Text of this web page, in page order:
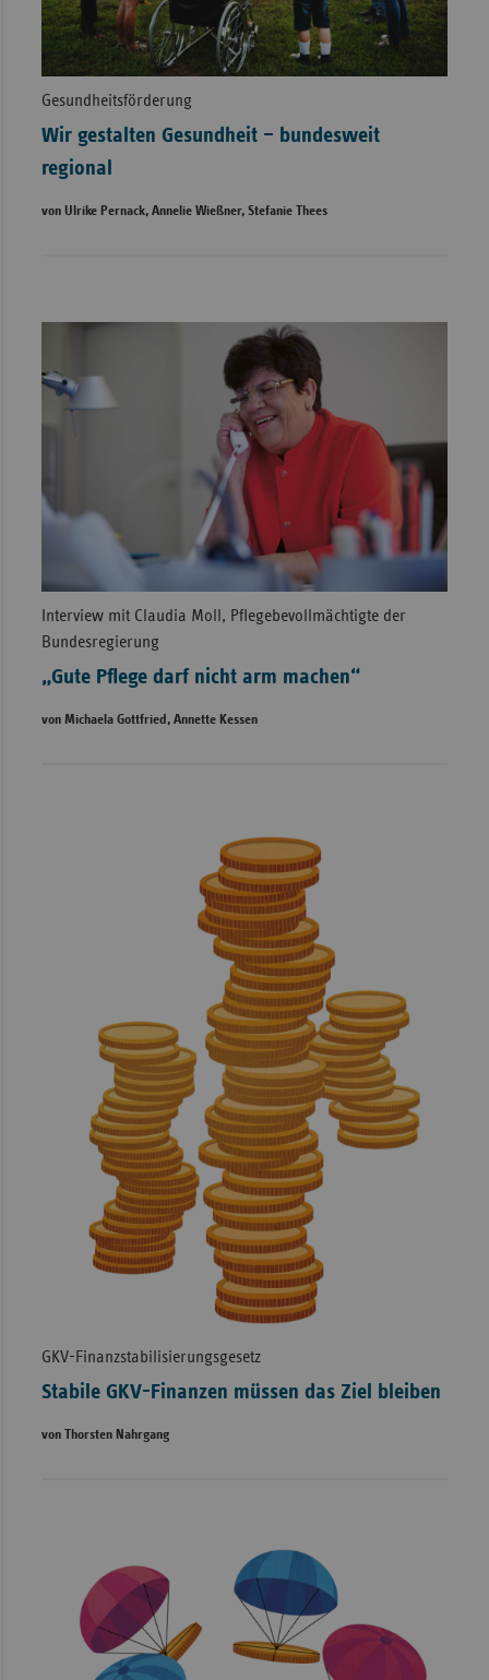
Gesundheitsförderung
Wir gestalten Gesundheit – bundesweit
regional
von Ulrike Pernack, Annelie Wießner, Stefanie Thees
Interview mit Claudia Moll, Pflegebevollmächtigte der
Bundesregierung
„Gute Pflege darf nicht arm machen“
von Michaela Gottfried, Annette Kessen
GKV-Finanzstabilisierungsgesetz
Stabile GKV-Finanzen müssen das Ziel bleiben
von Thorsten Nahrgang